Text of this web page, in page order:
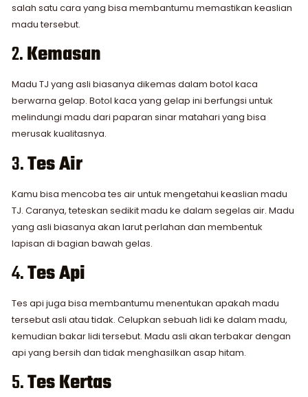
salah satu cara yang bisa membantumu memastikan keaslian
madu tersebut.
2.Kemasan
Madu TJ yang asli biasanya dikemas dalam botol kaca
berwarna gelap. Botol kaca yang gelap ini berfungsi untuk
melindungi madu dari paparan sinar matahari yang bisa
merusak kualitasnya.
3.Tes Air
Kamu bisa mencoba tes air untuk mengetahui keaslian madu
TJ. Caranya, teteskan sedikit madu ke dalam segelas air. Madu
yang asli biasanya akan larut perlahan dan membentuk
lapisan di bagian bawah gelas.
4.Tes Api
Tes api juga bisa membantumu menentukan apakah madu
tersebut asli atau tidak. Celupkan sebuah lidi ke dalam madu,
kemudian bakar lidi tersebut. Madu asli akan terbakar dengan
api yang bersih dan tidak menghasilkan asap hitam.
5.Tes Kertas